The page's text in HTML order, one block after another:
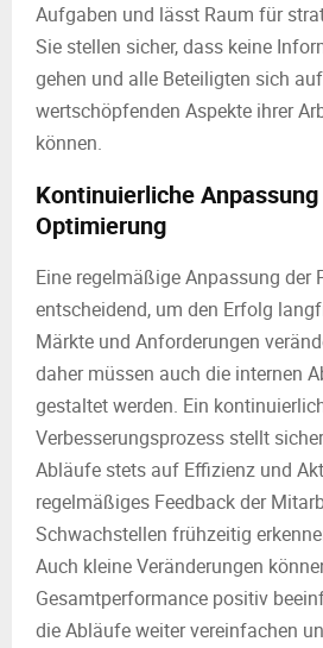
Aufgaben und lässt Raum für
Sie stellen sicher, dass keine
gehen und alle Beteiligten sich
wertschöpfenden Aspekte ihrer
können.
Kontinuierliche
Optimierung
Eine regelmäßige Anpassung der
entscheidend, um den Erfolg
Märkte und Anforderungen
daher müssen auch die internen
gestaltet werden. Ein
Verbesserungsprozess stellt
Abläufe stets auf Effizienz und
regelmäßiges Feedback der
Schwachstellen frühzeitig
Auch kleine Veränderungen
Gesamtperformance positiv
die Abläufe weiter vereinfachen